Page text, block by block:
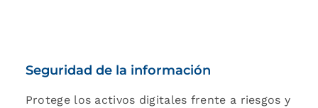
Seguridad de la información
Protege los activos digitales frente a riesgos y